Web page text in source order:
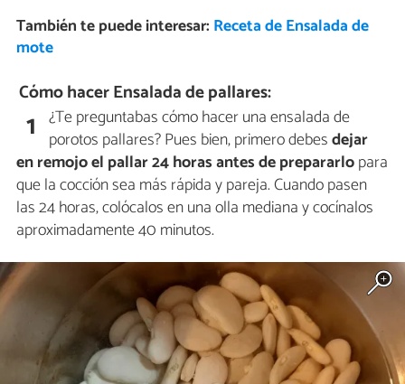
También te puede interesar: Receta de Ensalada de
mote
Cómo hacer Ensalada de pallares:
1 ¿Te preguntabas cómo hacer una ensalada de
porotos pallares? Pues bien, primero debesdejar
en remojo el pallar 24 horas antes de prepararlopara
que la cocción sea más rápida y pareja. Cuando pasen
las 24 horas, colócalos en una olla mediana y cocínalos
aproximadamente 40 minutos.